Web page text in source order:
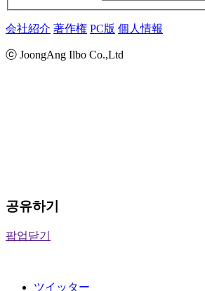
会社紹介 著作権 PC版 個人情報
ⓒ JoongAng Ilbo Co.,Ltd
공유하기
팝업닫기
ツイッター